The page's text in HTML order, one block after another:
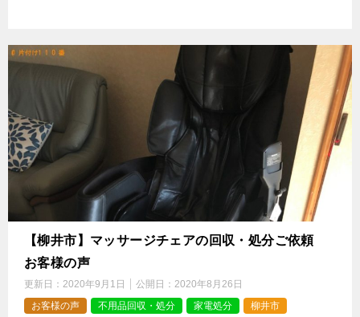
【柳井市】マッサージチェアの回収・処分ご依頼
お客様の声
更新日： 2020年9月1日 公開日： 2020年8月26日
お客様の声
不用品回収・処分 家電処分 柳井市